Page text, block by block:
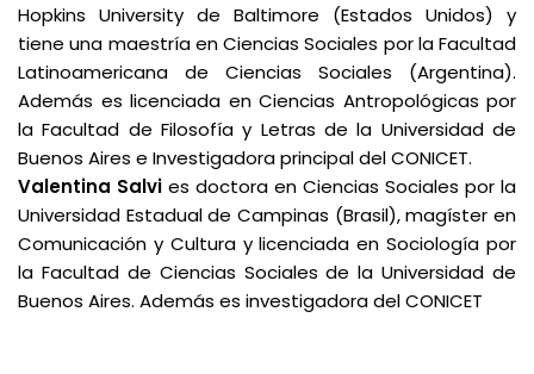
Hopkins University de Baltimore (Estados Unidos) y
tiene una maestría en Ciencias Sociales por la Facultad
Latinoamericana de Ciencias Sociales (Argentina).
Además es licenciada en Ciencias Antropológicas por
la Facultad de Filosofía y Letras de la Universidad de
Buenos Aires e Investigadora principal del CONICET.
Valentina Salvi es doctora en Ciencias Sociales por la
Universidad Estadual de Campinas (Brasil), magíster en
Comunicación y Cultura y licenciada en Sociología por
la Facultad de Ciencias Sociales de la Universidad de
Buenos Aires. Además es investigadora del CONICET